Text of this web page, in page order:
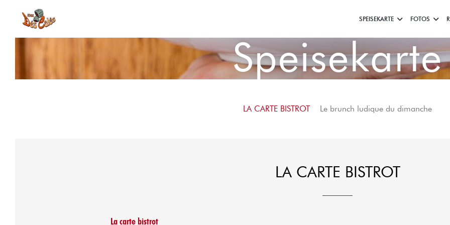
SPEISEKARTE FOTOS
Speisekarte
LA CARTE BISTROT Le brunch ludique du dimanche
LA CARTE BISTROT
La carte bistrot